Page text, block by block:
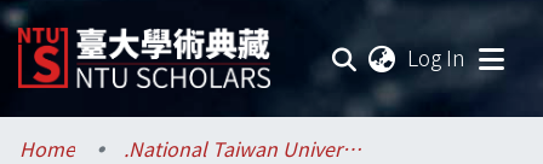
Log In
Communities & Collections
Home
.National Taiwan University / 國立臺灣大學